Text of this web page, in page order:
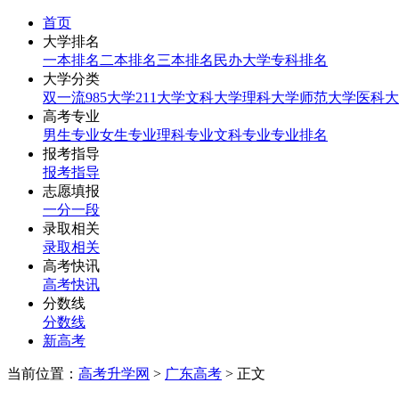
首页
大学排名
一本排名 二本排名三本排名 民办大学专科排名
大学分类
双一流985大学211大学文科大学理科大学师范大学医科
高考专业
男生专业女生专业理科专业文科专业专业排名
报考指导
报考指导
志愿填报
一分一段
录取相关
录取相关
高考快讯
高考快讯
分数线
分数线
新高考
当前位置： 高考升学网 > 广东高考 > 正文